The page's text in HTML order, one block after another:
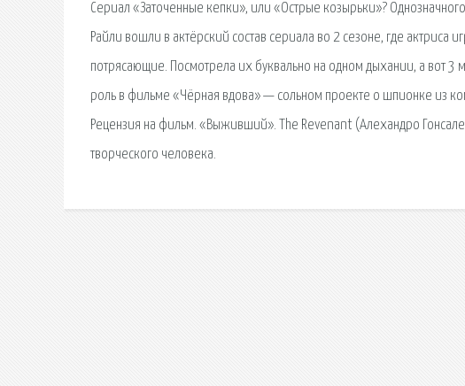
Сериал «Заточенные кепки», или «Острые козырьки»?
Райли вошли в актёрский состав сериала во 2 сезоне, где
потрясающие. Посмотрела их буквально на одном дыхании, а вот 3
роль в фильме «Чёрная вдова» — сольном проекте о шпионке из
Рецензия на фильм. «Выживший». The Revenant (Алехандро
творческого человека.